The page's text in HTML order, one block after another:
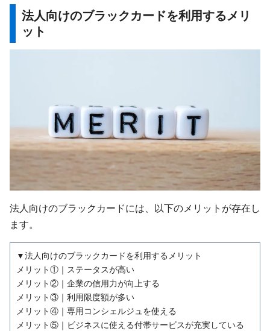
法人向けのブラックカードを利用するメリ
ット
法人向けのブラックカードには、以下のメリットが存在し
ます。
▼法人向けのブラックカードを利用するメリット
メリット①｜ステータスが高い
メリット②｜企業の信用力が向上する
メリット③｜利用限度額が多い
メリット④｜専用コンシェルジュを使える
メリット⑤｜ビジネスに使える付帯サービスが充実している